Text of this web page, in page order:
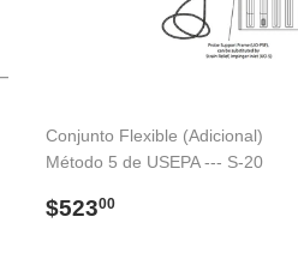
Conjunto Flexible (Adicional)
Método 5 de USEPA --- S-20
Precio
$52300$523.00